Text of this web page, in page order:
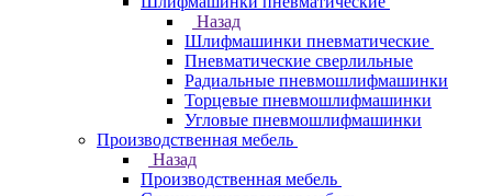
Назад
Шлифмашинки пневматические
Пневматические сверлильные
Радиальные пневмошлифмашинки
Торцевые пневмошлифмашинки
Угловые пневмошлифмашинки
Производственная мебель
Назад
Производственная мебель